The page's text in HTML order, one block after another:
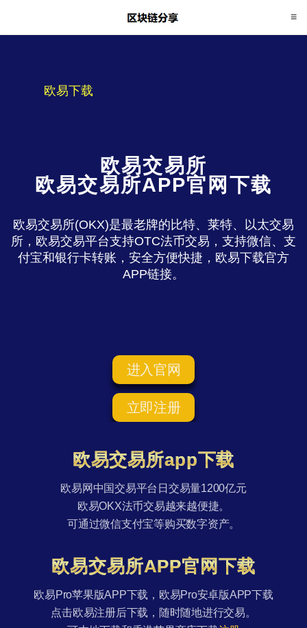
欧易下载
欧易交易所
欧易交易所APP官网下载
欧易交易所(OKX)是最老牌的比特、莱特、以太交易
所，欧易交易平台支持OTC法币交易，支持微信、支
付宝和银行卡转账，安全方便快捷，欧易下载官方
APP链接。
进入官网
立即注册
欧易交易所app下载
欧易网中国交易平台日交易量1200亿元
欧易OKX法币交易越来越便捷。
可通过微信支付宝等购买数字资产。
欧易交易所APP官网下载
欧易Pro苹果版APP下载，欧易Pro安卓版APP下载
点击欧易注册后下载，随时随地进行交易。